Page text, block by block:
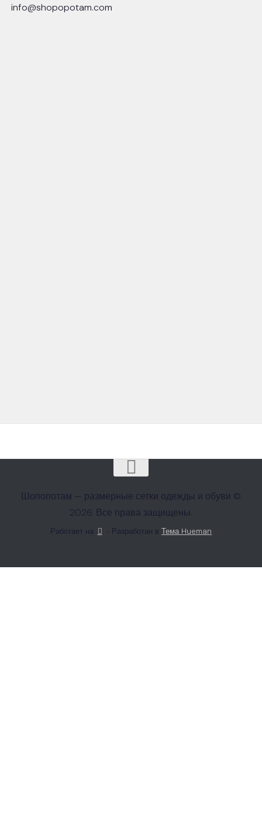
info@shopopotam.com
Шопопотам — размерные сетки одежды и обуви ©
2026. Все права защищены.
Работает на - Разработан вТема Hueman